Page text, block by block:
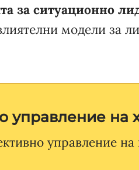
за ситуационно
модели за
управление на
управление на